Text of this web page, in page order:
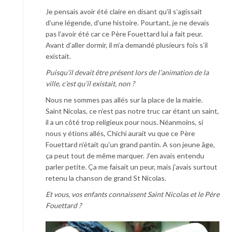
Je pensais avoir été claire en disant qu’il s’agissait
d’une légende, d’une histoire. Pourtant, je ne devais
pas l’avoir été car ce Père Fouettard lui a fait peur.
Avant d’aller dormir, il m’a demandé plusieurs fois s’il
existait.
Puisqu’il devait être présent lors de l’animation de la
ville, c’est qu’il existait, non ?
Nous ne sommes pas allés sur la place de la mairie.
Saint Nicolas, ce n’est pas notre truc car étant un saint,
il a un côté trop religieux pour nous. Néanmoins, si
nous y étions allés, Chichi aurait vu que ce Père
Fouettard n’était qu’un grand pantin. A son jeune âge,
ça peut tout de même marquer. J’en avais entendu
parler petite. Ça me faisait un peur, mais j’avais surtout
retenu la chanson de grand St Nicolas.
Et vous, vos enfants connaissent Saint Nicolas et le Père
Fouettard ?